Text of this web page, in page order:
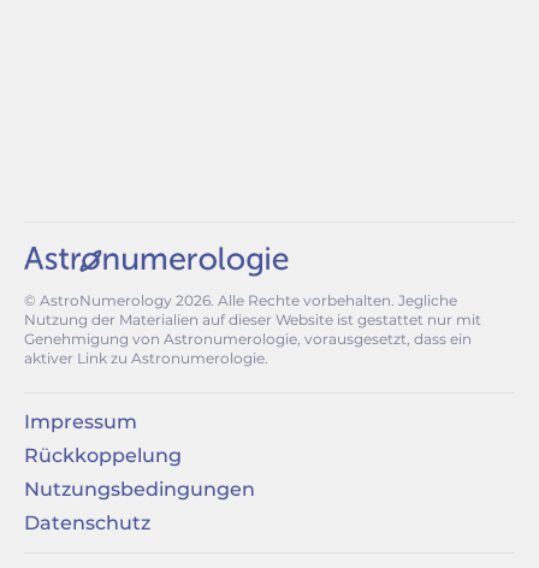
© AstroNumerology 2026. Alle Rechte vorbehalten. Jegliche
Nutzung der Materialien auf dieser Website ist gestattet nur mit
Genehmigung von Astronumerologie, vorausgesetzt, dass ein
aktiver Link zu Astronumerologie.
Impressum
Rückkoppelung
Nutzungsbedingungen
Datenschutz